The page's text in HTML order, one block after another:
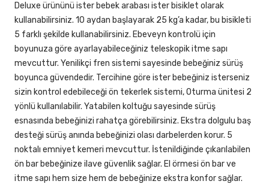
Deluxe ürününü ister bebek arabası ister bisiklet olarak
kullanabilirsiniz. 10 aydan başlayarak 25 kg’a kadar, bu bisikleti
5 farklı şekilde kullanabilirsiniz. Ebeveyn kontrolü için
boyunuza göre ayarlayabileceğiniz teleskopik itme sapı
mevcuttur. Yenilikçi fren sistemi sayesinde bebeğiniz sürüş
boyunca güvendedir. Tercihine göre ister bebeğiniz isterseniz
sizin kontrol edebileceği ön tekerlek sistemi, Oturma ünitesi 2
yönlü kullanılabilir. Yatabilen koltuğu sayesinde sürüş
esnasında bebeğinizi rahatça görebilirsiniz. Ekstra dolgulu baş
desteği sürüş anında bebeğinizi olası darbelerden korur. 5
noktalı emniyet kemeri mevcuttur. İstenildiğinde çıkarılabilen
ön bar bebeğinize ilave güvenlik sağlar. El örmesi ön bar ve
itme sapı hem size hem de bebeğinize ekstra konfor sağlar.